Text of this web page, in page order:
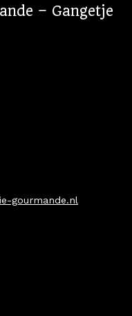
– Gangetje
gourmande.nl